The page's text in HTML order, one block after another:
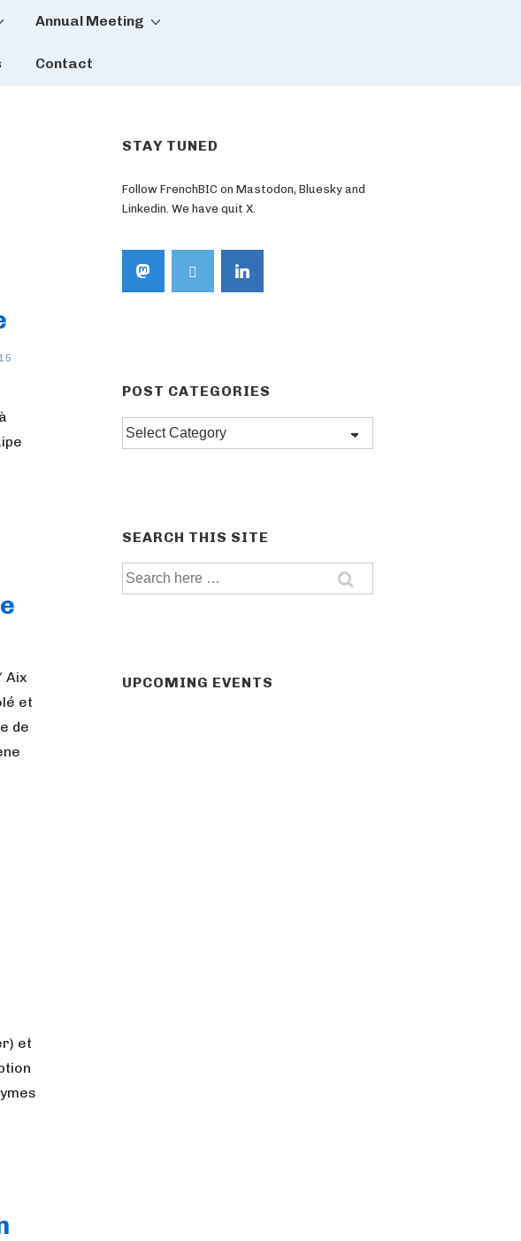
Annual Meeting
Contact
Aix
et
de
et
STAY TUNED
Follow FrenchBIC on Mastodon, Bluesky and
Linkedin. We have quit X.
POST CATEGORIES
Post
SEARCH THIS SITE
Search
for:
UPCOMING EVENTS